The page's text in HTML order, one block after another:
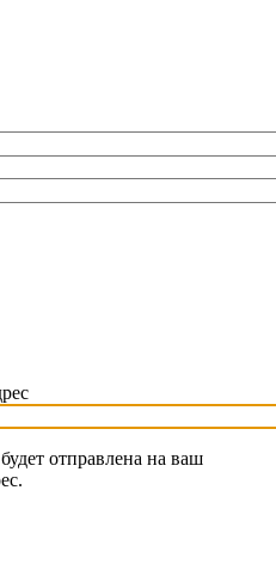
отправлена на ваш